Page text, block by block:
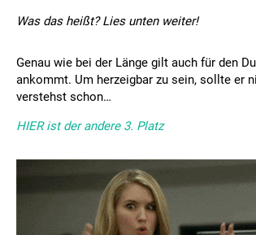
Was das heißt? Lies unten weiter!
Genau wie bei der Länge gilt auch für den
ankommt. Um herzeigbar zu sein, sollte er
verstehst schon…
HIER ist der andere 3. Platz